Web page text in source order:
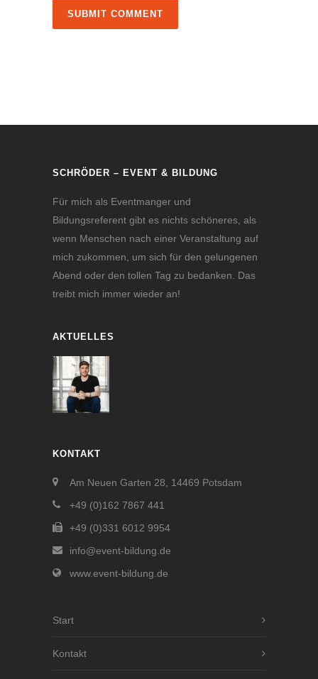
SCHRÖDER – EVENT & BILDUNG
Für mich als Eventmanger und
Bildungsreferent gibt es nichts schöneres, als
wenn Menschen nach einer Veranstaltung auf
mich zukommen, um sich für den gelungenen
Abend oder den tollen Tag zu bedanken. Das
treibt mich immer wieder an!
AKTUELLES
KONTAKT
Am Neuen Garten 28, 14469 Potsdam
+49 (0)162 7867 441
+49 (0)331 6012 9954
info@event-bildung.de
www.event-bildung.de
Start
Kontakt